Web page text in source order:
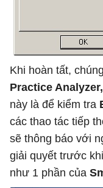
Khi hoàn tất,
Practice Analyzer,
này là để kiểm tra
các thao tác tiếp
sẽ thông báo với
giải quyết trước
như 1 phần của